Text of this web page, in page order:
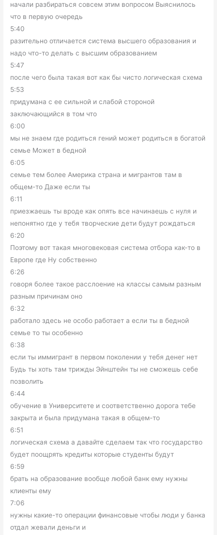
начали разбираться совсем этим вопросом Выяснилось
что в первую очередь
5:40
разительно отличается система высшего образования и
надо что-то делать с высшим образованием
5:47
после чего была такая вот как бы чисто логическая схема
5:53
придумана с ее сильной и слабой стороной
заключающийся в том что
6:00
мы не знаем где родиться гений может родиться в богатой
семье Может в бедной
6:05
семье тем более Америка страна и мигрантов там в
общем-то Даже если ты
6:11
приезжаешь ты вроде как опять все начинаешь с нуля и
непонятно где у тебя творческие дети будут рождаться
6:20
Поэтому вот такая многовековая система отбора как-то в
Европе где Ну собственно
6:26
говоря более такое расслоение на классы самым разным
разным причинам оно
6:32
работало здесь не особо работает а если ты в бедной
семье то ты особенно
6:38
если ты иммигрант в первом поколении у тебя денег нет
Будь ты хоть там трижды Эйнштейн ты не сможешь себе
позволить
6:44
обучение в Университете и соответственно дорога тебе
закрыта и была придумана такая в общем-то
6:51
логическая схема а давайте сделаем так что государство
будет поощрять кредиты которые студенты будут
6:59
брать на образование вообще любой банк ему нужны
клиенты ему
7:06
нужны какие-то операции финансовые чтобы люди у банка
отдал жевали деньги и